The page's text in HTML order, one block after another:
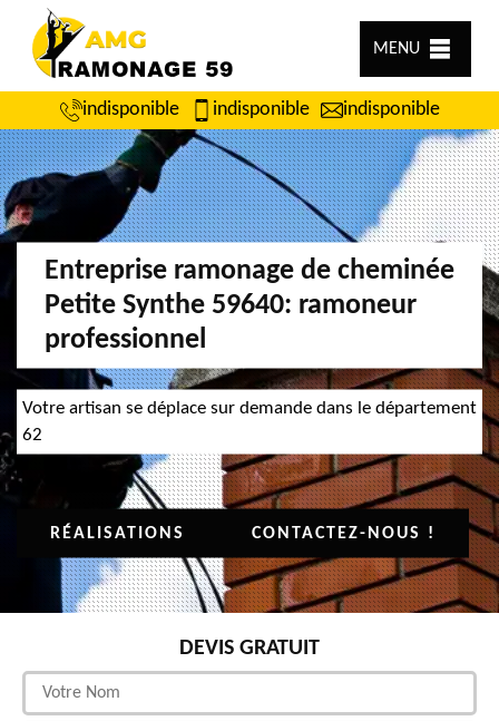
MENU
indisponible indisponible indisponible
Entreprise ramonage de cheminée
Petite Synthe 59640: ramoneur
professionnel
Votre artisan se déplace sur demande dans le département
62
RÉALISATIONS CONTACTEZ-NOUS !
DEVIS GRATUIT